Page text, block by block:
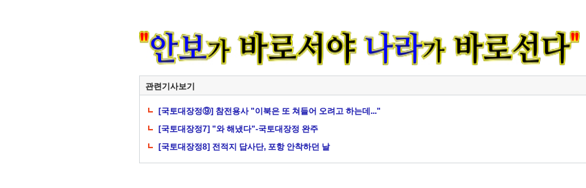
관련기사보기
[국토대장정⑨] 참전용사 "이북은 또 쳐들어 오려고 하는데..."
[국토대장정7] "와 해냈다"-국토대장정 완주
[국토대장정8] 전적지 답사단, 포항 안착하던 날